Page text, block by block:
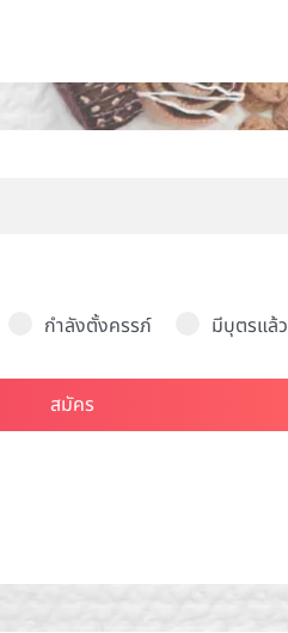
กำลังตั้งครรภ์ มีบุตรแล้ว
สมัคร